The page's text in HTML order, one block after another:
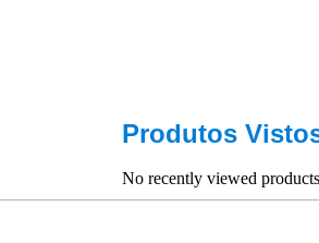
Produtos
No recently viewed